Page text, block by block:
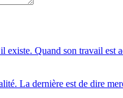
existe. Quand son travail
La dernière est de dire